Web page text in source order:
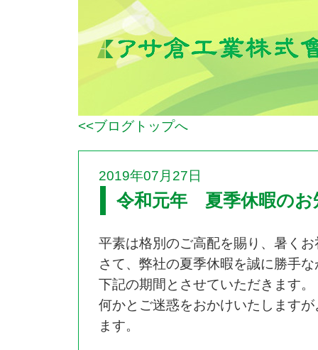
<<ブログトップへ
2019年07月27日
令和元年 夏季休暇のお
平素は格別のご高配を賜り、暑く
さて、弊社の夏季休暇を誠に勝手な
下記の期間とさせていただきます。
何かとご迷惑をおかけいたします
ます。